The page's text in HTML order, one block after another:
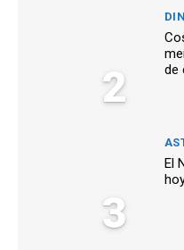
2
de
3
El